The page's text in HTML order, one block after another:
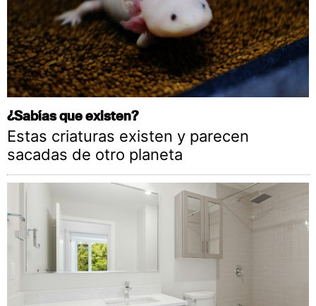
¿Sabías que existen?
Estas criaturas existen y parecen
sacadas de otro planeta